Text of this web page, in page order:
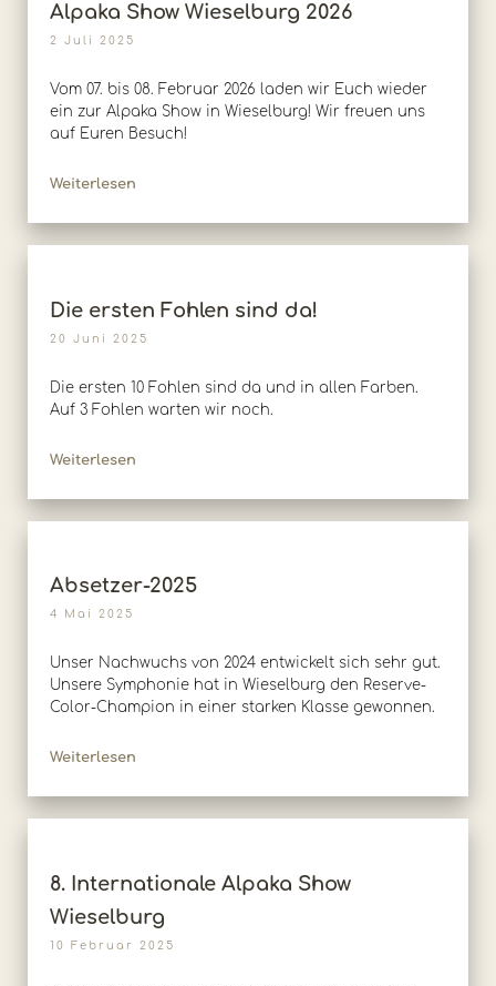
Alpaka Show Wieselburg 2026
2 Juli 2025
Vom 07. bis 08. Februar 2026 laden wir Euch wieder
ein zur Alpaka Show in Wieselburg! Wir freuen uns
auf Euren Besuch!
Weiterlesen
Die ersten Fohlen sind da!
20 Juni 2025
Die ersten 10 Fohlen sind da und in allen Farben.
Auf 3 Fohlen warten wir noch.
Weiterlesen
Absetzer-2025
4 Mai 2025
Unser Nachwuchs von 2024 entwickelt sich sehr gut.
Unsere Symphonie hat in Wieselburg den Reserve-
Color-Champion in einer starken Klasse gewonnen.
Weiterlesen
8. Internationale Alpaka Show
Wieselburg
10 Februar 2025